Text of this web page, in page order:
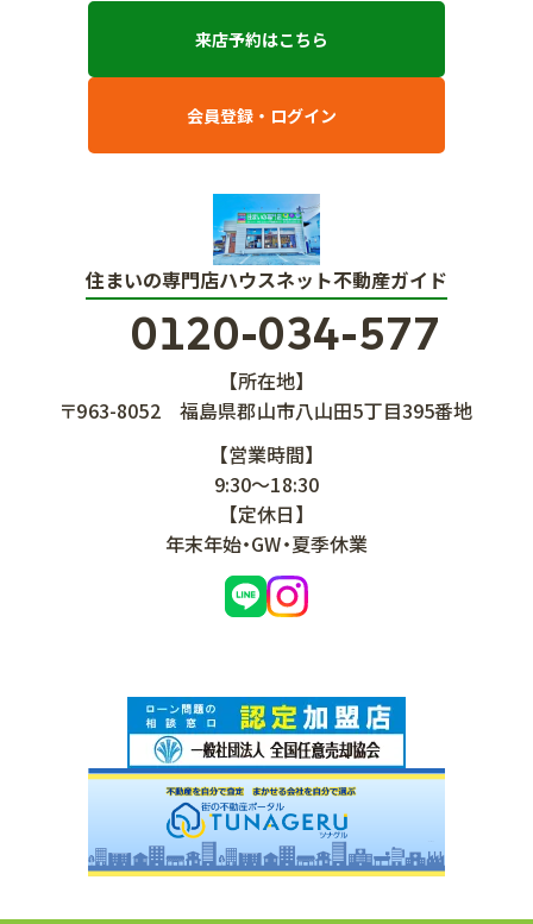
来店予約はこちら
会員登録・ログイン
住まいの専門店ハウスネット不動産ガイド
0120-034-577
【所在地】
〒963-8052
福島県郡山市八山田5丁目395番地
【営業時間】
9:30～18:30
【定休日】
年末年始・GW・夏季休業